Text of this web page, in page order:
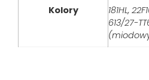
Kolory
181HL,
613/27-